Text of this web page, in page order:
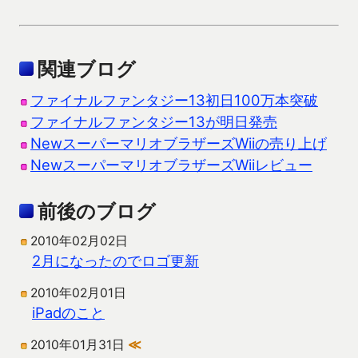
関連ブログ
ファイナルファンタジー13初日100万本突破
ファイナルファンタジー13が明日発売
NewスーパーマリオブラザーズWiiの売り上げ
NewスーパーマリオブラザーズWiiレビュー
前後のブログ
2010年02月02日
2月になったのでロゴ更新
2010年02月01日
iPadのこと
2010年01月31日 ≪